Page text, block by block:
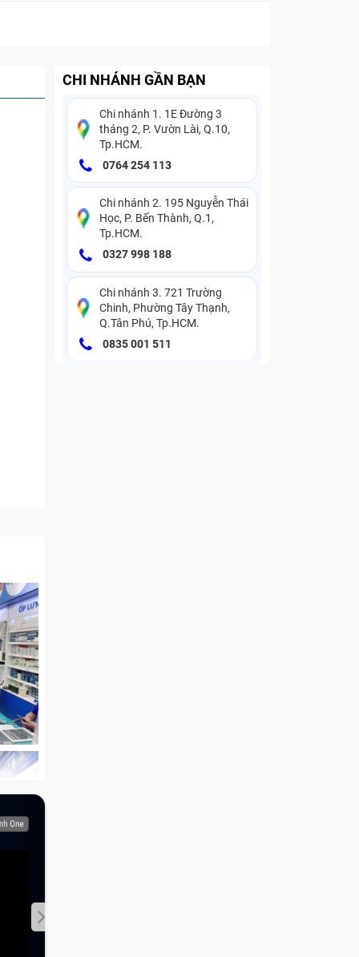
CHI NHÁNH GẦN BẠN
Chi nhánh 1. 1E Đường 3
tháng 2, P. Vườn Lài, Q.10,
Tp.HCM.
0764 254 113
Chi nhánh 2. 195 Nguyễn Thái
Học, P. Bến Thành, Q.1,
Tp.HCM.
0327 998 188
Chi nhánh 3. 721 Trường
Chinh, Phường Tây Thạnh,
Q.Tân Phú, Tp.HCM.
0835 001 511